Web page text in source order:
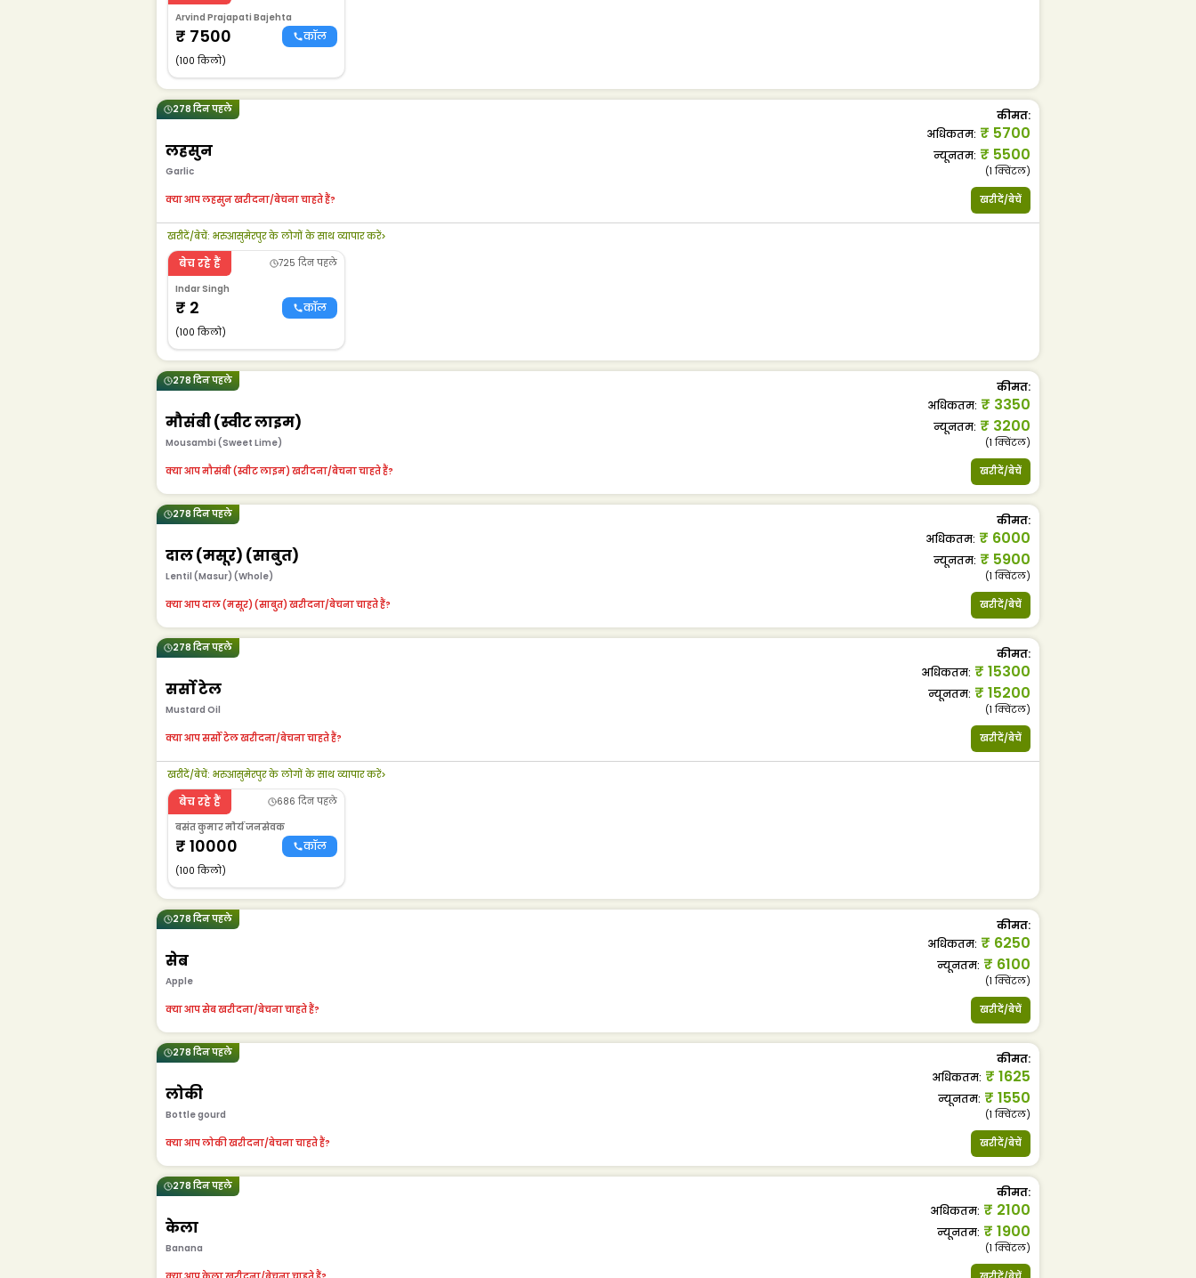
Arvind Prajapati Bajehta
₹ 7500 कॉल
(100 किलो)
278 दिन पहले
लहसुन
Garlic
कीमत:
अधिकतम: ₹ 5700
न्यूनतम: ₹ 5500
(1क्विंटल)
क्या आप लहसुन खरीदना/बेचना चाहते हैं? खरीदें/बेचें
खरीदें/बेचें: भरुआसुमेरपुर के लोगों के साथ व्यापार करें>
बेच रहे हैं
725 दिन पहले
Indar Singh
₹ 2 कॉल
(100 किलो)
278 दिन पहले
मौसंबी (स्वीट लाइम)
Mousambi (Sweet Lime)
कीमत:
अधिकतम: ₹ 3350
न्यूनतम: ₹ 3200
(1क्विंटल)
क्या आप मौसंबी (स्वीट लाइम) खरीदना/बेचना चाहते हैं? खरीदें/बेचें
278 दिन पहले
दाल (मसूर) (साबुत)
Lentil (Masur) (Whole)
कीमत:
अधिकतम: ₹ 6000
न्यूनतम: ₹ 5900
(1क्विंटल)
क्या आप दाल (मसूर) (साबुत) खरीदना/बेचना चाहते हैं? खरीदें/बेचें
278 दिन पहले
सर्सो टेल
Mustard Oil
कीमत:
अधिकतम: ₹ 15300
न्यूनतम: ₹ 15200
(1क्विंटल)
क्या आप सर्सो टेल खरीदना/बेचना चाहते हैं? खरीदें/बेचें
खरीदें/बेचें: भरुआसुमेरपुर के लोगों के साथ व्यापार करें>
बेच रहे हैं
686 दिन पहले
बसंत कुमार मौर्य जनसेवक
₹ 10000 कॉल
(100 किलो)
278 दिन पहले
सेब
Apple
कीमत:
अधिकतम: ₹ 6250
न्यूनतम: ₹ 6100
(1क्विंटल)
क्या आप सेब खरीदना/बेचना चाहते हैं? खरीदें/बेचें
278 दिन पहले
लोकी
Bottle gourd
कीमत:
अधिकतम: ₹ 1625
न्यूनतम: ₹ 1550
(1क्विंटल)
क्या आप लोकी खरीदना/बेचना चाहते हैं? खरीदें/बेचें
278 दिन पहले
केला
Banana
कीमत:
अधिकतम: ₹ 2100
न्यूनतम: ₹ 1900
(1क्विंटल)